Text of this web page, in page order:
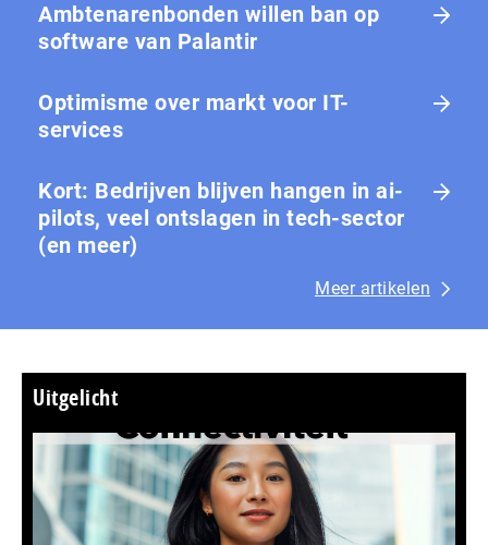
Ambtenarenbonden willen ban op
software van Palantir
Optimisme over markt voor IT-
services
Kort: Bedrijven blijven hangen in ai-
pilots, veel ontslagen in tech-sector
(en meer)
Meer artikelen
Uitgelicht